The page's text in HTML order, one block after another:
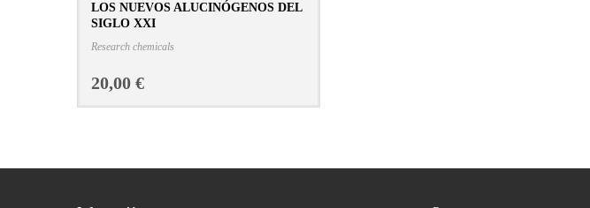
LOS NUEVOS ALUCINÓGENOS DEL
SIGLO XXI
Research chemicals
20,00 €